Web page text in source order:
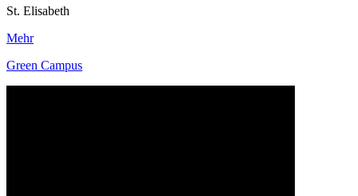
St. Elisabeth
Mehr
Green Campus